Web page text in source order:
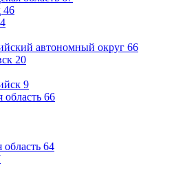
46
4
автономный округ 66
20
9
область 66
область 64